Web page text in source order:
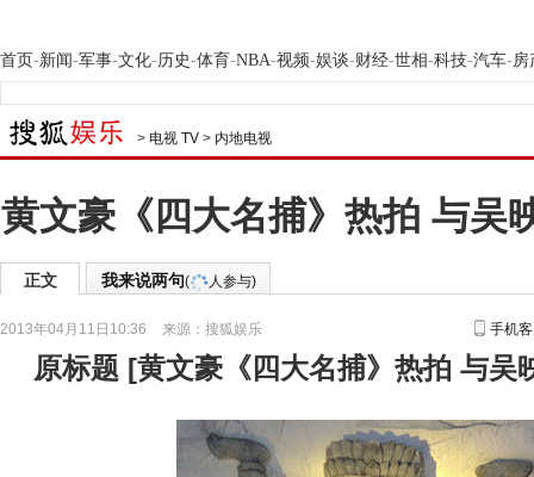
首页-新闻-军事-文化-历史-体育-NBA-视频-娱谈-财经-世相-科技-汽车-房
> 电视 TV > 内地电视
黄文豪《四大名捕》热拍 与吴
正文 我来说两句( 人参与)
2013年04月11日10:36 来源： 搜狐娱乐 手机
原标题 [黄文豪《四大名捕》热拍 与吴